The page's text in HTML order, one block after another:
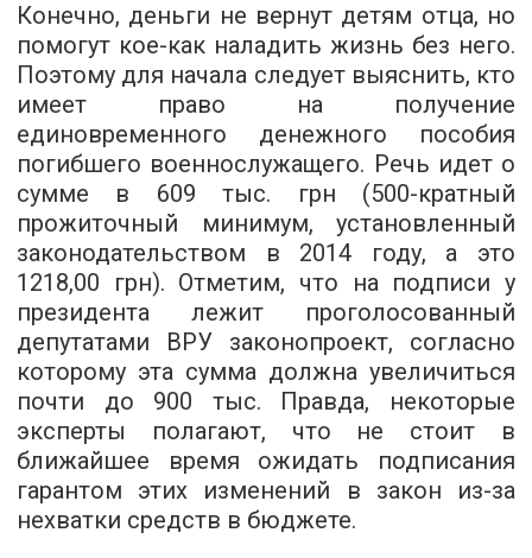
Конечно, деньги не вернут детям отца, но
помогут кое-как наладить жизнь без него.
Поэтому для начала следует выяснить, кто
имеет право на получение
единовременного денежного пособия
погибшего военнослужащего. Речь идет о
сумме в 609 тыс. грн (500-кратный
прожиточный минимум, установленный
законодательством в 2014 году, а это
1218,00 грн). Отметим, что на подписи у
президента лежит проголосованный
депутатами ВРУ законопроект, согласно
которому эта сумма должна увеличиться
почти до 900 тыс. Правда, некоторые
эксперты полагают, что не стоит в
ближайшее время ожидать подписания
гарантом этих изменений в закон из-за
нехватки средств в бюджете.